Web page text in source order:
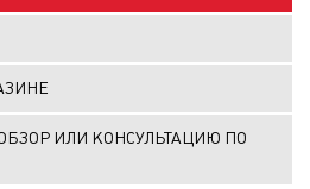
ИЛИ КОНСУЛЬТАЦИЮ ПО